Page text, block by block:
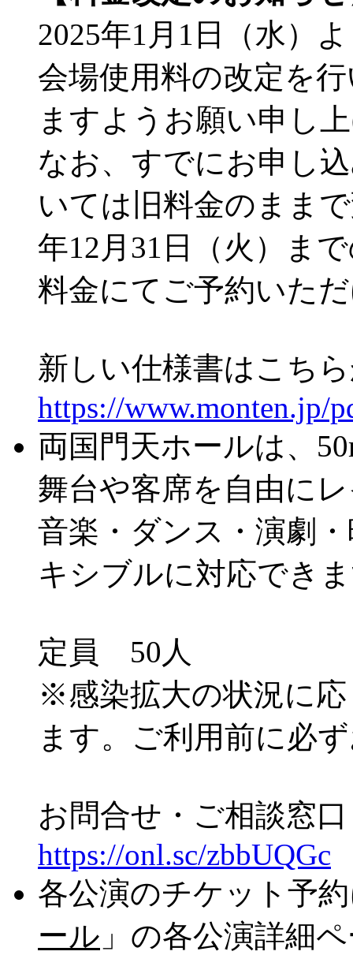
2025年1月1日（水）
会場使用料の改定を
ますようお願い申し
なお、すでにお申し
いては旧料金のまま
年12月31日（火）ま
料金にてご予約いた
新しい仕様書はこち
https://www.monten.jp/
両国門天ホールは、
舞台や客席を自由に
音楽・ダンス・演劇
キシブルに対応でき
定員 50人
※感染拡大の状況に
ます。ご利用前に必
お問合せ・ご相談窓
https://onl.sc/zbbUQGc
各公演のチケット予
ール 」の各公演詳細